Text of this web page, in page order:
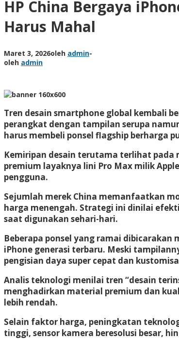
HP China Bergaya
Harus Mahal
Maret 3, 2026oleh admin-
oleh admin
Tren desain smartphone global kembali
perangkat dengan tampilan serupa
harus membeli ponsel flagship berharga
Kemiripan desain terutama terlihat pada
premium layaknya lini Pro Max milik
pengguna.
Sejumlah merek China memanfaatkan
harga menengah. Strategi ini dinilai
saat digunakan sehari-hari.
Beberapa ponsel yang ramai
iPhone generasi terbaru. Meski
pengisian daya super cepat dan
Analis teknologi menilai tren “desain
menghadirkan material premium dan
lebih rendah.
Selain faktor harga, peningkatan
tinggi, sensor kamera beresolusi besar,